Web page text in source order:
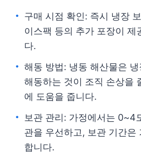
구매 시점 확인: 즉시 냉장
이스팩 등의 추가 포장이 제
다.
해동 방법: 냉동 해산물은
해동하는 것이 조직 손상을
에 도움을 줍니다.
보관 관리: 가정에서는 0~4
관을 우선하고, 보관 기간은
합니다.